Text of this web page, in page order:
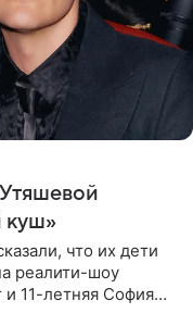
куш»
что их дети
реалити-шоу
11-летняя София